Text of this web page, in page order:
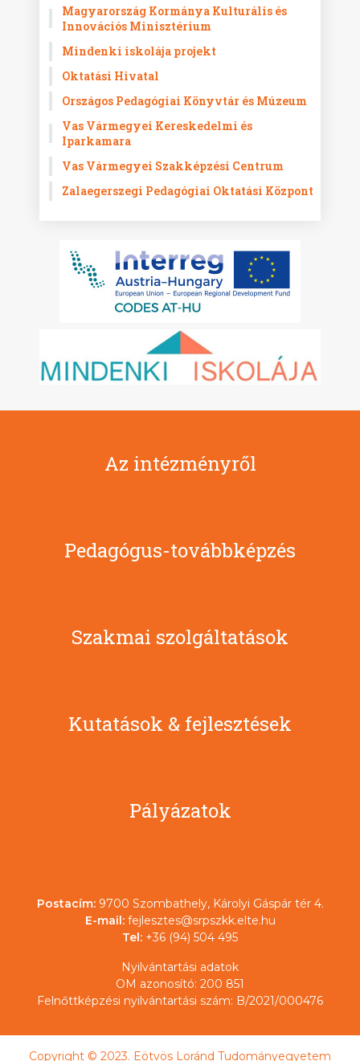
Magyarország Kormánya Kulturális és
Innovációs Minisztérium
Mindenki iskolája projekt
Oktatási Hivatal
Országos Pedagógiai Könyvtár és Múzeum
Vas Vármegyei Kereskedelmi és
Iparkamara
Vas Vármegyei Szakképzési Centrum
Zalaegerszegi Pedagógiai Oktatási Központ
Az intézményről
Pedagógus-továbbképzés
Szakmai szolgáltatások
Kutatások & fejlesztések
Pályázatok
Postacím: 9700 Szombathely, Károlyi Gáspár tér 4.
E-mail: fejlesztes@srpszkk.elte.hu
Tel: +36 (94) 504 495
Nyilvántartási adatok
OM azonosító: 200 851
Felnőttképzési nyilvántartási szám: B/2021/000476
Copyright © 2023. Eötvös Loránd Tudományegyetem